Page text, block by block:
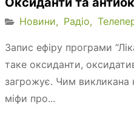
Новини Радіо
Запис ефіру програми
таке оксиданти,
загрожує. Чим викликана
міфи про...